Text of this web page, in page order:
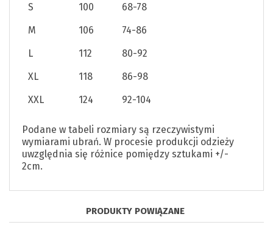
S
100
68-78
M
106
74-86
L
112
80-92
XL
118
86-98
XXL
124 92-104
Podane w tabeli rozmiary są rzeczywistymi
wymiarami ubrań. W procesie produkcji odzieży
uwzględnia się różnice pomiędzy sztukami +/-
2cm.
PRODUKTY POWIĄZANE